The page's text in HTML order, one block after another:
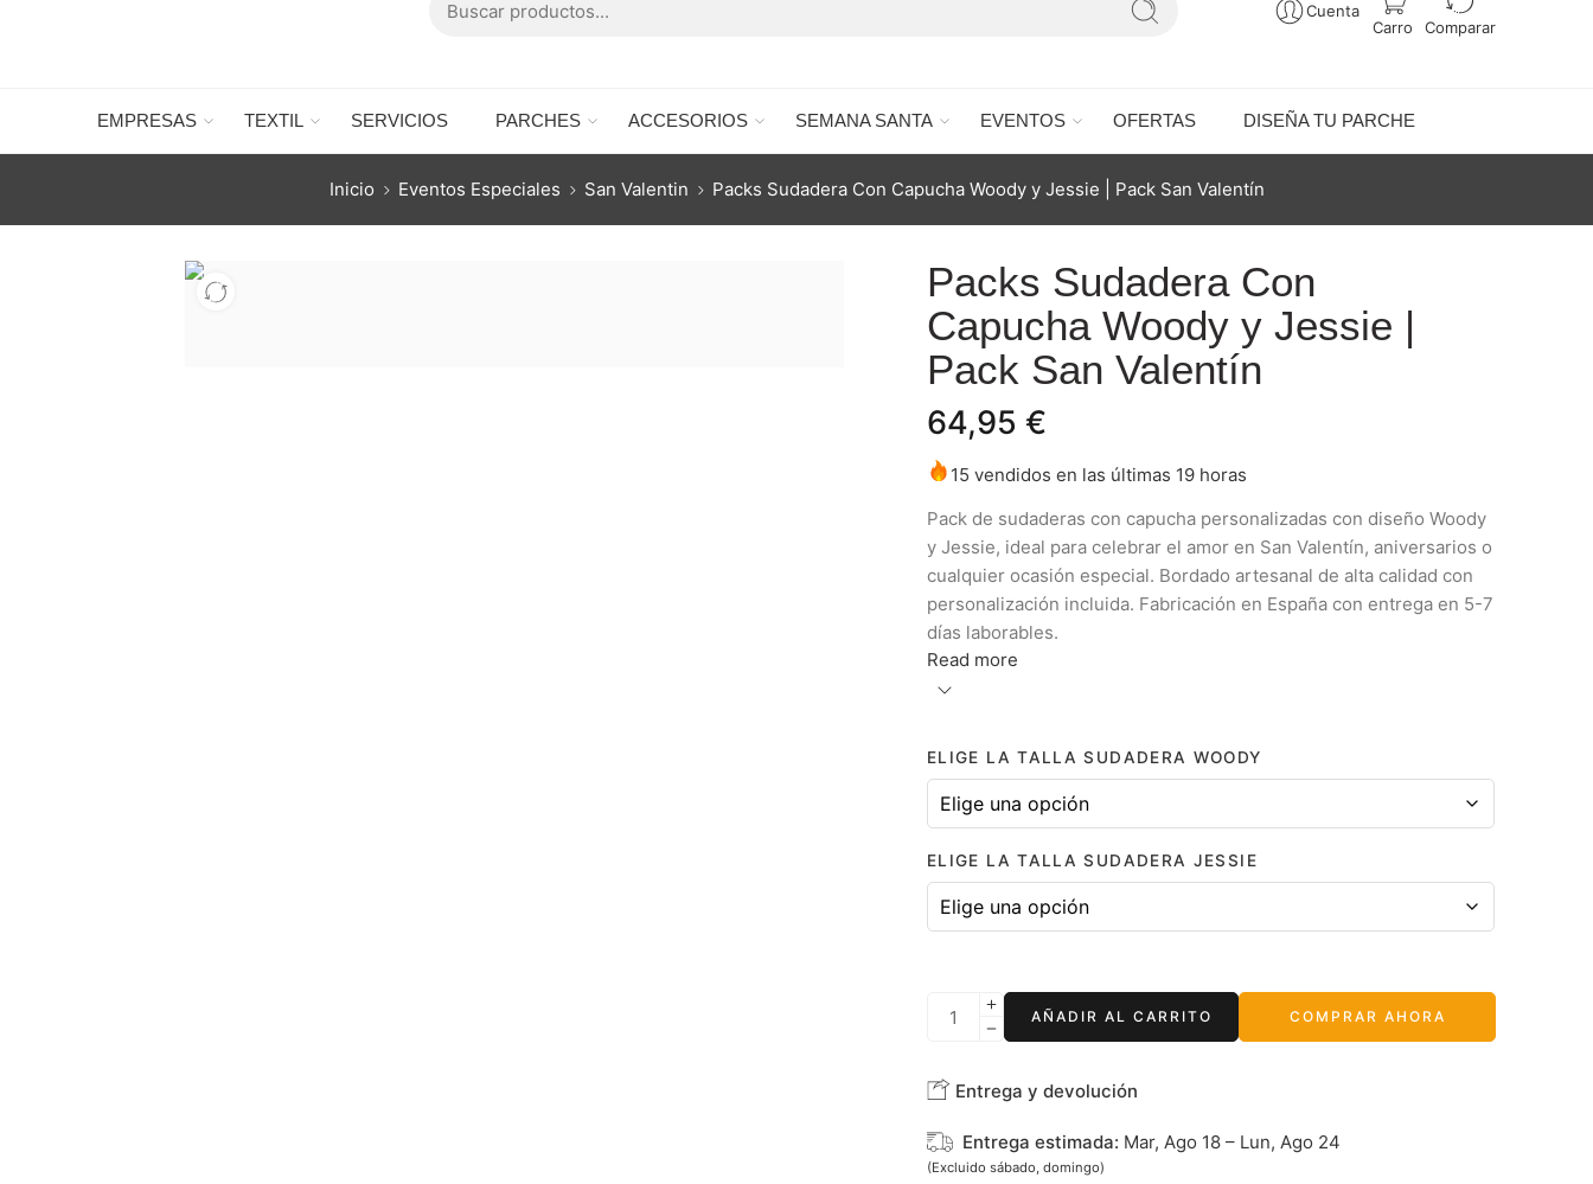
Cuenta
Carro
Comparar
EMPRESAS TEXTIL SERVICIOS PARCHES ACCESORIOS SEMANA SANTA EVENTOS OFERTAS DISEÑA TU PARCHE
Inicio Eventos Especiales San Valentin Packs Sudadera Con Capucha Woody y Jessie | Pack San Valentín
Packs Sudadera Con
Capucha Woody y Jessie |
Pack San Valentín
64,95 €
15 vendidos en las últimas 19 horas
Pack de sudaderas con capucha personalizadas con diseño Woody
y Jessie, ideal para celebrar el amor en San Valentín, aniversarios o
cualquier ocasión especial. Bordado artesanal de alta calidad con
personalización incluida. Fabricación en España con entrega en 5-7
días laborables.
Read more
ELIGE LA TALLA SUDADERA WOODY
ELIGE LA TALLA SUDADERA JESSIE
AÑADIR AL CARRITO COMPRAR AHORA
Entrega y devolución
Entrega estimada: Mar, Ago 18 – Lun, Ago 24
(Excluido sábado, domingo)